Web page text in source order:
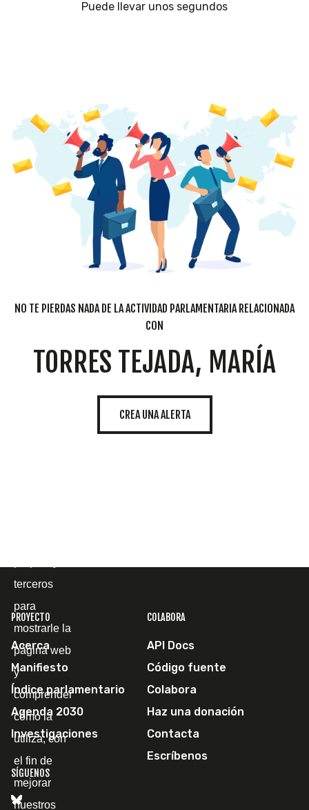
Puede llevar unos segundos
NO TE PIERDAS NADA DE LA ACTIVIDAD PARLAMENTARIA RELACIONADA
CON
TORRES TEJADA, MARÍA
CREA UNA ALERTA
PROYECTO
Acerca
Manifiesto
Índice parlamentario
Agenda 2030
Investigaciones
COLABORA
API Docs
Código fuente
Colabora
Haz una donación
Contacta
Escríbenos
SÍGUENOS
terceros
para
mostrarle la
página web
y
comprender
cómo la
utiliza, con
el fin de
mejorar
nuestros